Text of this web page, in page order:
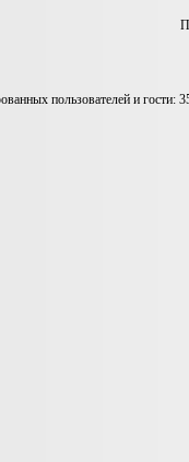
пользователей и гости: